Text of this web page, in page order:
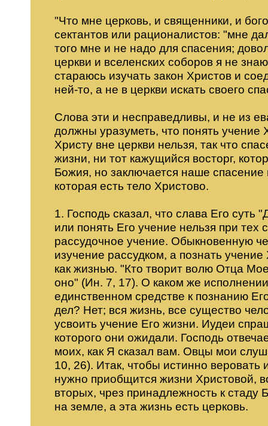
"Что мне церковь, и священники, и
сектантов или рационалистов: "мне
того мне и не надо для спасения;
церкви и вселенских соборов я не
стараюсь изучать закон Христов и
ней-то, а не в церкви искать своего
Слова эти и несправедливы, и не из
должны уразуметь, что понять
Христу вне церкви нельзя, так что
жизни, ни тот кажущийся восторг,
Божия, но заключается наше
которая есть тело Христово.
1. Господь сказал, что слава Его суть
или понять Его учение нельзя при тех
рассудочное учение. Обыкновенную
изучение рассудком, а познать
как жизнью. "Кто творит волю Отца
оно" (Ин. 7, 17). О каком же
единственном средстве к познанию
дел? Нет; вся жизнь, все существо
усвоить учение Его жизни. Иудеи
которого они ожидали. Господь
моих, как Я сказал вам. Овцы мои
10, 26). Итак, чтобы истинно веровать
нужно приобщится жизни Христовой,
вторых, чрез принадлежность к стаду
на земле, а эта жизнь есть церковь.